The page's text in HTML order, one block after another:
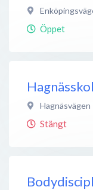
Öppet
Hagnäsvägen
Stängt